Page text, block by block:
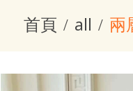
首頁 all 兩